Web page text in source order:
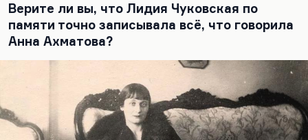
Там ведь в чём идея? Эти ребята, которых
призвали на последние в их жизни военные
сборы, выкроили себе две недели, их отпустили с
работы, они встретились опять. Ну, это же вечная
Верите ли вы, что Лидия Чуковская по
памяти точно записывала всё, что говорила
Анна Ахматова?